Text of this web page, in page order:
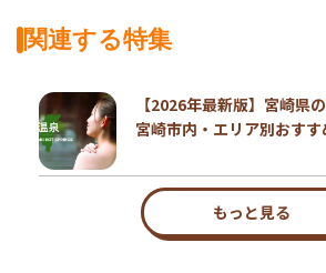
関連する特集
【2026年最新版】宮崎県
宮崎市内・エリア別おす
もっと見る